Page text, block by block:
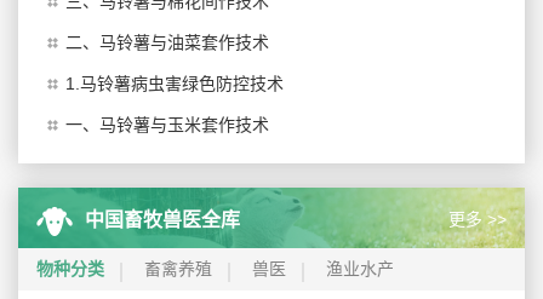
二、马铃薯与油菜套作技术
1.马铃薯病虫害绿色防控技术
一、马铃薯与玉米套作技术
中国畜牧兽医全库 更多 >>
物种分类 畜禽养殖 兽医 渔业水产